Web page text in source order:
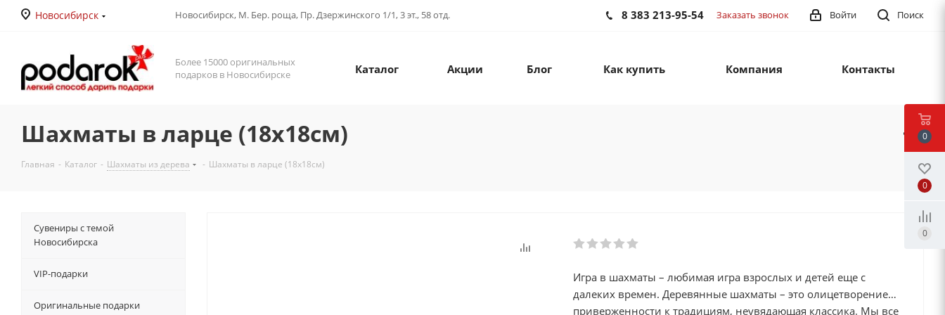
Новосибирск Новосибирск, М. Бер. роща, Пр. Дзержинского 1/1, 3 эт., 58 отд. Поиск
Войти
8 383 213-95-54 Заказать звонок
Более 15000 оригинальных
подарков в Новосибирске
Каталог Акции Блог Как купить Компания Контакты
Шахматы в ларце (18х18см)
Главная - Каталог - Шахматы из дерева - Шахматы в ларце (18х18см)
Игра в шахматы – любимая игра взрослых и детей еще с
далеких времен. Деревянные шахматы – это олицетворение
приверженности к традициям, неувядающая классика. Мы все
Сувениры с темой
Новосибирска
VIP-подарки
Оригинальные подарки
0
0
0